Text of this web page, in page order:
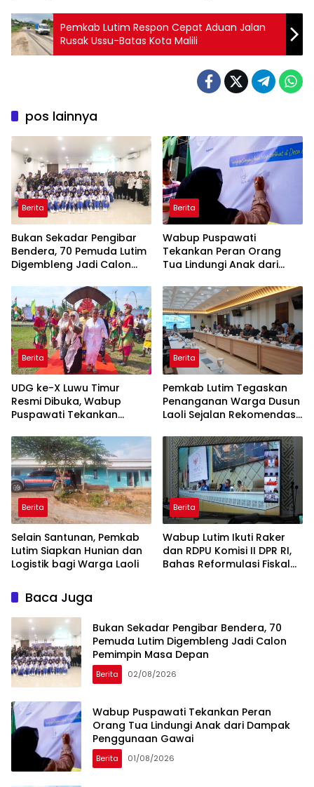
Pemkab Lutim Respon Cepat Aduan Jalan
Rusak Ussu-Batas Kota Malili
pos lainnya
Berita
‎Bukan Sekadar Pengibar
Bendera, 70 Pemuda Lutim
Digembleng Jadi Calon
Berita
Wabup Puspawati
Tekankan Peran Orang
Tua Lindungi Anak dari
Gawai
Berita
UDG ke-X Luwu Timur
Resmi Dibuka, Wabup
Puspawati Tekankan
Berita
Pemkab Lutim Tegaskan
Penanganan Warga Dusun
Laoli Sejalan Rekomendasi
Berita
Selain Santunan, Pemkab
Lutim Siapkan Hunian dan
Logistik bagi Warga Laoli
Berita
Wabup Lutim Ikuti Raker
dan RDPU Komisi II DPR RI,
Bahas Reformulasi Fiskal
Baca Juga
‎Bukan Sekadar Pengibar Bendera, 70
Pemuda Lutim Digembleng Jadi Calon
Pemimpin Masa Depan
Berita 02/08/2026
Wabup Puspawati Tekankan Peran
Orang Tua Lindungi Anak dari Dampak
Penggunaan Gawai
Berita 01/08/2026